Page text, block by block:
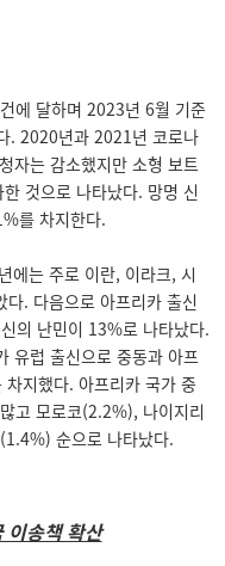
에 달하며 2023년 6월 기준
. 2020년과 2021년 코로나
자는 감소했지만 소형 보트
것으로 나타났다. 망명 신
를 차지한다.
에는 주로 이란, 이라크, 시
. 다음으로 아프리카 출신
의 난민이 13%로 나타났다.
유럽 출신으로 중동과 아프
지했다. 아프리카 국가 중
고 모로코(2.2%), 나이지리
순으로 나타났다.
이송책 확산